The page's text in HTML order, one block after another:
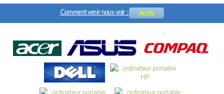
Comment venir nous voir : Accès